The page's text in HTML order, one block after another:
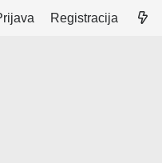
Registracija